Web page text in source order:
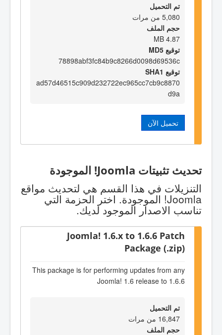
تم التحميل
5,080 من مرات
حجم الملف
4.87 MB
توقيع MD5
78898abf3fc84b9c8266d0098d69536c
توقيع SHA1
ad57d46515c909d232722ec965cc7cb9c8870
d9a
تحميل الآن
تحديث تثبيتات Joomla! الموجودة
التنزيلات في هذا القسم هي لتحديث مواقع
Joomla! الموجودة. اختر الحزمة التي
تناسب الاصدار الموجود لديك.
Joomla! 1.6.x to 1.6.6 Patch
Package (.zip)
This package is for performing updates from any
Joomla! 1.6 release to 1.6.6
تم التحميل
16,847 من مرات
حجم الملف